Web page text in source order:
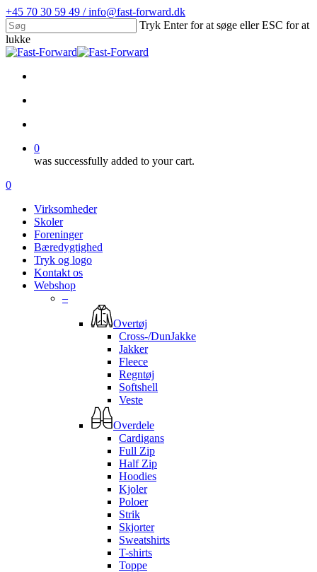
Skip
to
main
content
+45 70 30 59 49 / info@fast-forward.dk
Tryk Enter for at søge eller ESC for at
lukke
Close
0
was successfully added to your cart.
Menu
search
account
0
Virksomheder
Skoler
Foreninger
Bæredygtighed
Tryk og logo
Kontakt os
Webshop
–
Overtøj
Cross-/DunJakke
Jakker
Fleece
Regntøj
Softshell
Veste
Overdele
Cardigans
Full Zip
Half Zip
Hoodies
Kjoler
Poloer
Strik
Skjorter
Sweatshirts
T-shirts
Toppe